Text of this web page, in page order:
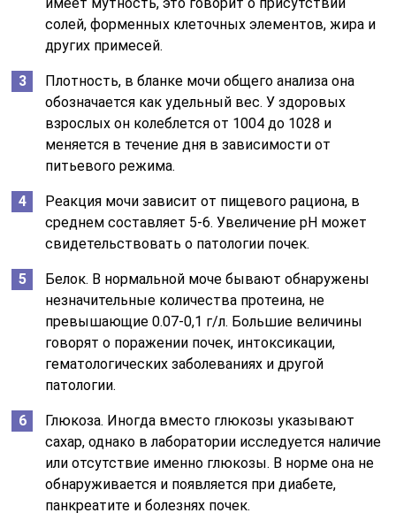
солей, форменных клеточных элементов, жира и
других примесей.
Плотность, в бланке мочи общего анализа она
обозначается как удельный вес. У здоровых
взрослых он колеблется от 1004 до 1028 и
меняется в течение дня в зависимости от
питьевого режима.
Реакция мочи зависит от пищевого рациона, в
среднем составляет 5-6. Увеличение рН может
свидетельствовать о патологии почек.
Белок. В нормальной моче бывают обнаружены
незначительные количества протеина, не
превышающие 0.07-0,1 г/л. Большие величины
говорят о поражении почек, интоксикации,
гематологических заболеваниях и другой
патологии.
Глюкоза. Иногда вместо глюкозы указывают
сахар, однако в лаборатории исследуется наличие
или отсутствие именно глюкозы. В норме она не
обнаруживается и появляется при диабете,
панкреатите и болезнях почек.